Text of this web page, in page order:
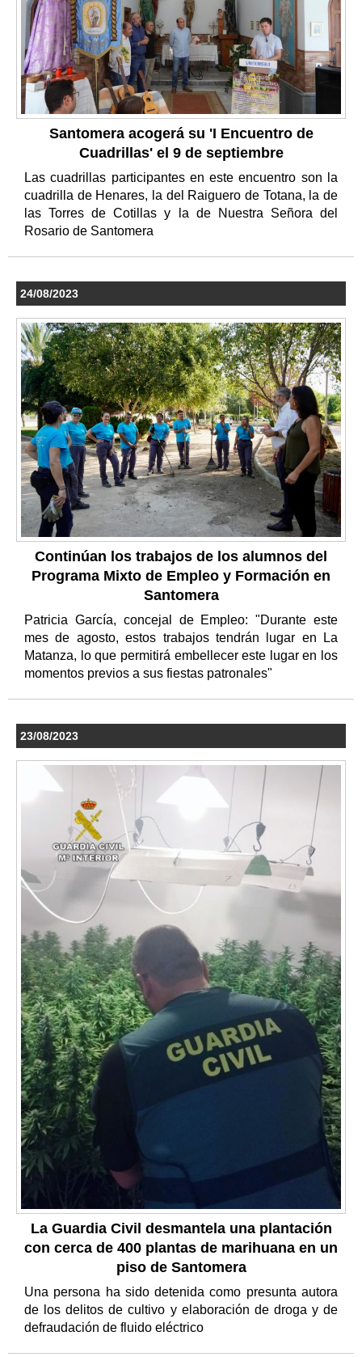
Santomera acogerá su 'I Encuentro de
Cuadrillas' el 9 de septiembre
Las cuadrillas participantes en este encuentro son la
cuadrilla de Henares, la del Raiguero de Totana, la de
las Torres de Cotillas y la de Nuestra Señora del
Rosario de Santomera
24/08/2023
Continúan los trabajos de los alumnos del
Programa Mixto de Empleo y Formación en
Santomera
Patricia García, concejal de Empleo: "Durante este
mes de agosto, estos trabajos tendrán lugar en La
Matanza, lo que permitirá embellecer este lugar en los
momentos previos a sus fiestas patronales"
23/08/2023
La Guardia Civil desmantela una plantación
con cerca de 400 plantas de marihuana en un
piso de Santomera
Una persona ha sido detenida como presunta autora
de los delitos de cultivo y elaboración de droga y de
defraudación de fluido eléctrico